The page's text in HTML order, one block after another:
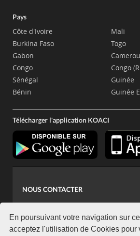
En poursuivant votre navigation sur
acceptez l'utilisation de Cookies pour
Pays
Côte d'Ivoire
Burkina Faso
Gabon
Congo
Sénégal
Bénin
Mali
Togo
Congo
Guinée
Guinée
Télécharger l'application KOACI
NOUS CONTACTER
koaci@yahoo.fr
+225 07 08 85 52 93